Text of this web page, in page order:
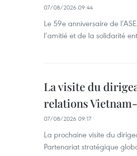
07/08/2026 09:44
Le 59e anniversaire de
l’amitié et de la solidarité
La visite du
relations
07/08/2026 09:17
La prochaine visite du
Partenariat stratégique